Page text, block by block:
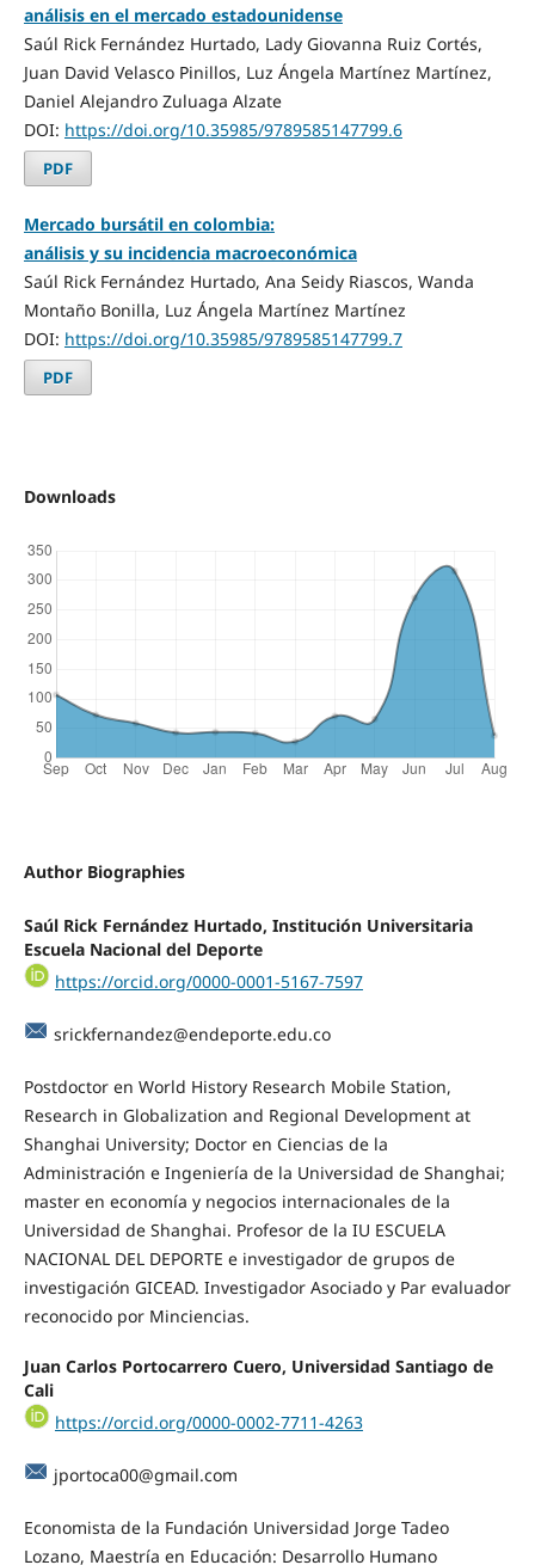
análisis en el mercado estadounidense
Saúl Rick Fernández Hurtado, Lady Giovanna Ruiz Cortés,
Juan David Velasco Pinillos, Luz Ángela Martínez Martínez,
Daniel Alejandro Zuluaga Alzate
DOI: https://doi.org/10.35985/9789585147799.6
PDF
Mercado bursátil en colombia:
análisis y su incidencia macroeconómica
Saúl Rick Fernández Hurtado, Ana Seidy Riascos, Wanda
Montaño Bonilla, Luz Ángela Martínez Martínez
DOI: https://doi.org/10.35985/9789585147799.7
PDF
Downloads
Author Biographies
Saúl Rick Fernández Hurtado, Institución Universitaria
Escuela Nacional del Deporte
https://orcid.org/0000-0001-5167-7597
srickfernandez@endeporte.edu.co
Postdoctor en World History Research Mobile Station,
Research in Globalization and Regional Development at
Shanghai University; Doctor en Ciencias de la
Administración e Ingeniería de la Universidad de Shanghai;
master en economía y negocios internacionales de la
Universidad de Shanghai. Profesor de la IU ESCUELA
NACIONAL DEL DEPORTE e investigador de grupos de
investigación GICEAD. Investigador Asociado y Par evaluador
reconocido por Minciencias.
Juan Carlos Portocarrero Cuero, Universidad Santiago de
Cali
https://orcid.org/0000-0002-7711-4263
jportoca00@gmail.com
Economista de la Fundación Universidad Jorge Tadeo
Lozano, Maestría en Educación: Desarrollo Humano